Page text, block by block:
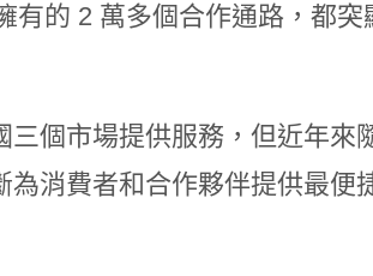
有的 2 萬多個合作通路，都
個市場提供服務，但近年來
消費者和合作夥伴提供最便